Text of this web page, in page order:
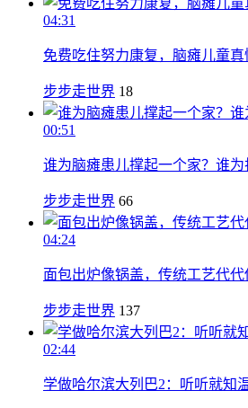
04:31
免费吃住努力康复，脑瘫儿童真
步步走世界 18
00:51
谁为脑瘫患儿撑起一个家？谁为
步步走世界 66
04:24
面包出炉像锅盖，传统工艺代代
步步走世界 137
02:44
学做哈尔滨大列巴2：听听就知